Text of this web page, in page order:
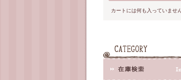
カートには何も入っていません